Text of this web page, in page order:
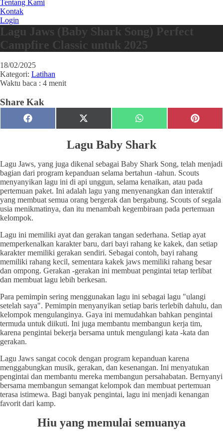
Tentang Kami
Kontak
Login
Lagu Jaws (Baby Shark Song) Perfect
Campfire Classic untuk 2025
18/02/2025
Kategori: Latihan
Waktu baca : 4 menit
Share Kak
Share
on
Facebook
Share
on
X
(Twitter)
Share
on
WhatsApp
Share
on
Lagu Baby Shark
Lagu Jaws, yang juga dikenal sebagai Baby Shark Song, telah menjadi
bagian dari program kepanduan selama bertahun -tahun. Scouts
menyanyikan lagu ini di api unggun, selama kenaikan, atau pada
pertemuan paket. Ini adalah lagu yang menyenangkan dan interaktif
yang membuat semua orang bergerak dan bergabung. Scouts of segala
usia menikmatinya, dan itu menambah kegembiraan pada pertemuan
kelompok.
Lagu ini memiliki ayat dan gerakan tangan sederhana. Setiap ayat
memperkenalkan karakter baru, dari bayi rahang ke kakek, dan setiap
karakter memiliki gerakan sendiri. Sebagai contoh, bayi rahang
memiliki rahang kecil, sementara kakek jaws memiliki rahang besar
dan ompong. Gerakan -gerakan ini membuat pengintai tetap terlibat
dan membuat lagu lebih berkesan.
Para pemimpin sering menggunakan lagu ini sebagai lagu "ulangi
setelah saya". Pemimpin menyanyikan setiap baris terlebih dahulu, dan
kelompok mengulanginya. Gaya ini memudahkan bahkan pengintai
termuda untuk diikuti. Ini juga membantu membangun kerja tim,
karena pengintai bekerja bersama untuk mengulangi kata -kata dan
gerakan.
Lagu Jaws sangat cocok dengan program kepanduan karena
menggabungkan musik, gerakan, dan kesenangan. Ini menyatukan
pengintai dan membantu mereka membangun persahabatan. Bernyanyi
bersama membangun semangat kelompok dan membuat pertemuan
terasa istimewa. Bagi banyak pengintai, lagu ini menjadi kenangan
favorit dari kamp.
Hiu yang memulai semuanya